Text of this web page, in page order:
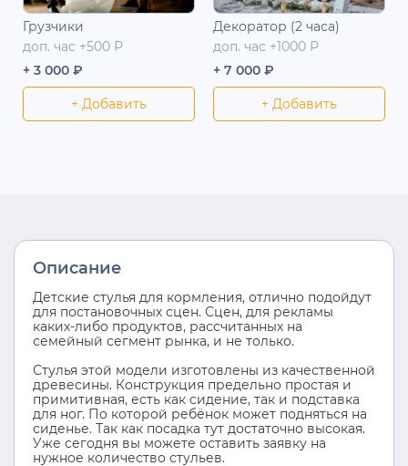
Грузчики
доп. час +500 Р
+ 3 000 ₽
+ Добавить
Декоратор (2 часа)
доп. час +1000 Р
+ 7 000 ₽
+ Добавить
Описание
Детские стулья для кормления, отлично подойдут
для постановочных сцен. Сцен, для рекламы
каких-либо продуктов, рассчитанных на
семейный сегмент рынка, и не только.
Стулья этой модели изготовлены из качественной
древесины. Конструкция предельно простая и
примитивная, есть как сидение, так и подставка
для ног. По которой ребёнок может подняться на
сиденье. Так как посадка тут достаточно высокая.
Уже сегодня вы можете оставить заявку на
нужное количество стульев.